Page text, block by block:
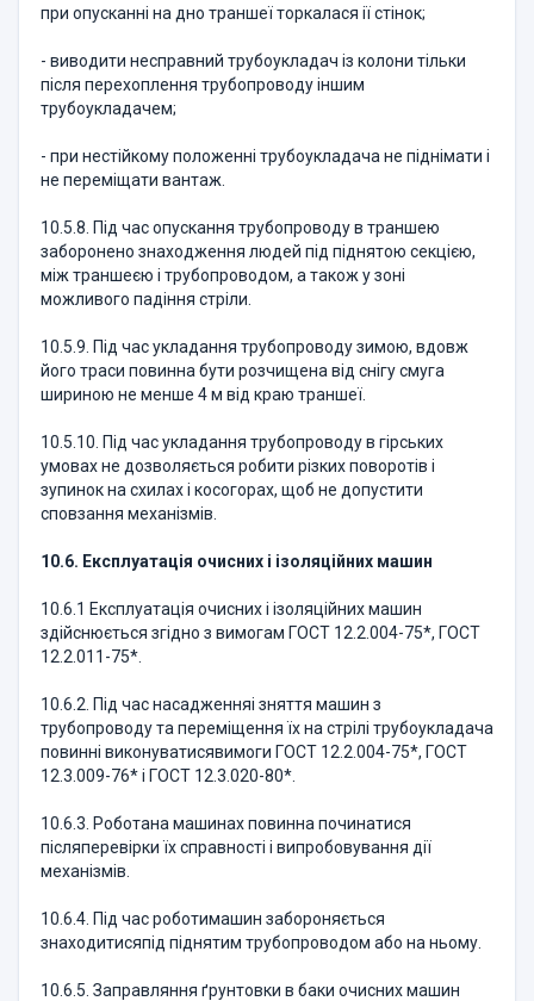
при опусканні на дно траншеї торкалася ії стінок;
- виводити несправний трубоукладач із колони тільки
після перехоплення трубопроводу іншим
трубоукладачем;
- при нестійкому положенні трубоукладача не піднімати і
не переміщати вантаж.
10.5.8. Під час опускання трубопроводу в траншею
заборонено знаходження людей під піднятою секцією,
між траншеєю і трубопроводом, а також у зоні
можливого падіння стріли.
10.5.9. Під час укладання трубопроводу зимою, вдовж
його траси повинна бути розчищена від снігу смуга
шириною не менше 4 м від краю траншеї.
10.5.10. Під час укладання трубопроводу в гірських
умовах не дозволяється робити різких поворотів і
зупинок на схилах і косогорах, щоб не допустити
сповзання механізмів.
10.6. Експлуатація очисних і ізоляційних машин
10.6.1 Експлуатація очисних і ізоляційних машин
здійснюється згідно з вимогам ГОСТ 12.2.004-75*, ГОСТ
12.2.011-75*.
10.6.2. Під час насадженняі зняття машин з
трубопроводу та переміщення їх на стрілі трубоукладача
повинні виконуватисявимоги ГОСТ 12.2.004-75*, ГОСТ
12.3.009-76* і ГОСТ 12.3.020-80*.
10.6.3. Роботана машинах повинна починатися
післяперевірки їх справності і випробовування дії
механізмів.
10.6.4. Під час роботимашин забороняється
знаходитисяпід піднятим трубопроводом або на ньому.
10.6.5. Заправляння ґрунтовки в баки очисних машин